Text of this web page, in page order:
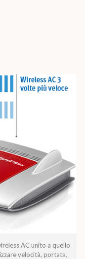
AC unito a quello
velocità, portata,